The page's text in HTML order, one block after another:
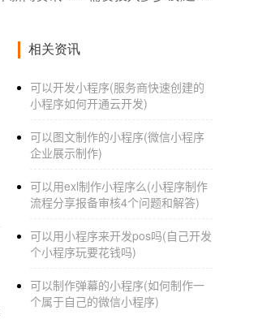
相关资讯
可以开发小程序(服务商快速创建的
小程序如何开通云开发)
可以图文制作的小程序(微信小程序
企业展示制作)
可以用exl制作小程序么(小程序制作
流程分享报备审核4个问题和解答)
可以用小程序来开发pos吗(自己开发
个小程序玩要花钱吗)
可以制作弹幕的小程序(如何制作一
个属于自己的微信小程序)